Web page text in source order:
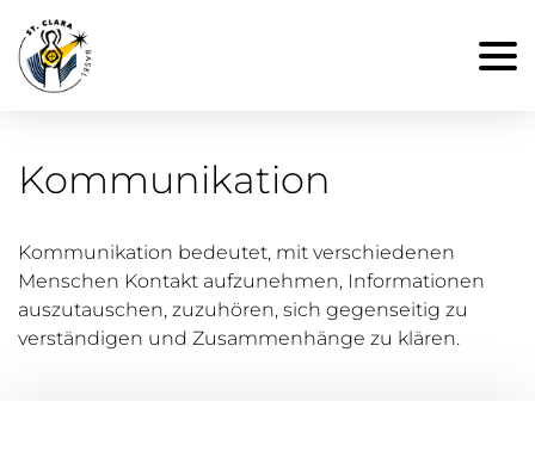
Kommunikation
Kommunikation bedeutet, mit verschiedenen
Menschen Kontakt aufzunehmen, Informationen
auszutauschen, zuzuhören, sich gegenseitig zu
verständigen und Zusammenhänge zu klären.